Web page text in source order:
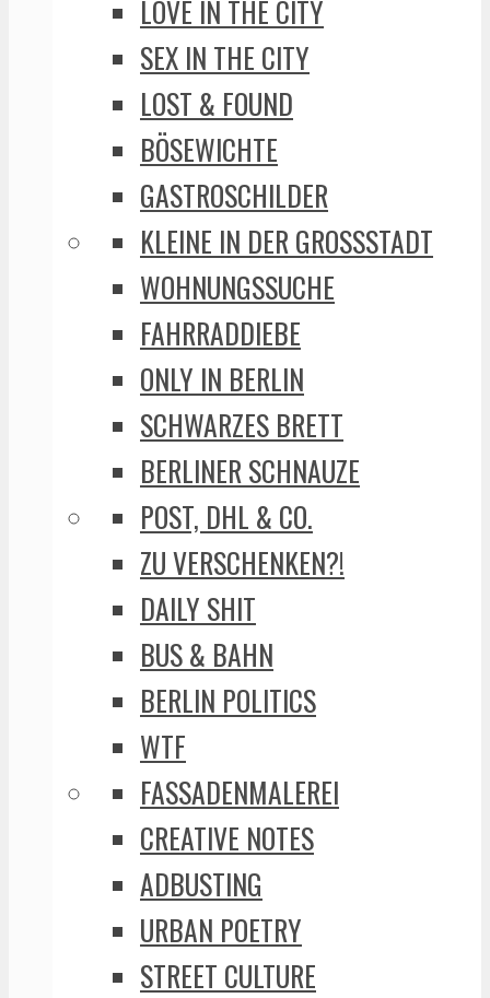
LOVE IN THE CITY
SEX IN THE CITY
LOST & FOUND
BÖSEWICHTE
GASTROSCHILDER
KLEINE IN DER GROSSSTADT
WOHNUNGSSUCHE
FAHRRADDIEBE
ONLY IN BERLIN
SCHWARZES BRETT
BERLINER SCHNAUZE
POST, DHL & CO.
ZU VERSCHENKEN?!
DAILY SHIT
BUS & BAHN
BERLIN POLITICS
WTF
FASSADENMALEREI
CREATIVE NOTES
ADBUSTING
URBAN POETRY
STREET CULTURE